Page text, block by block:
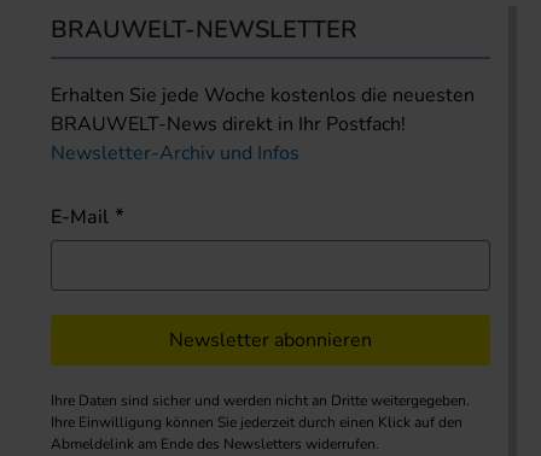
BRAUWELT-NEWSLETTER
Erhalten Sie jede Woche kostenlos die neuesten
BRAUWELT-News direkt in Ihr Postfach!
Newsletter-Archiv und Infos
E-Mail
Newsletter abonnieren
Ihre Daten sind sicher und werden nicht an Dritte weitergegeben.
Ihre Einwilligung können Sie jederzeit durch einen Klick auf den
Abmeldelink am Ende des Newsletters widerrufen.